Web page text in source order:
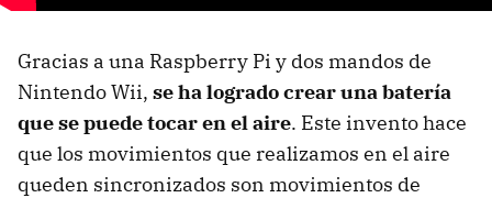
Gracias a una Raspberry Pi y dos mandos de
Nintendo Wii, se ha logrado crear una batería
que se puede tocar en el aire. Este invento hace
que los movimientos que realizamos en el aire
queden sincronizados son movimientos de